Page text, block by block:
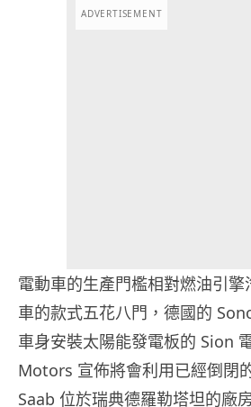
ADVERTISEMENT
電動車的生產門檻相對燃油引
車的款式五花八門，德國的
車身安裝太陽能發電板的 Sion
Motors 宣佈將會利用已經倒閉
Saab 位於瑞典德羅勒塔坦的廠